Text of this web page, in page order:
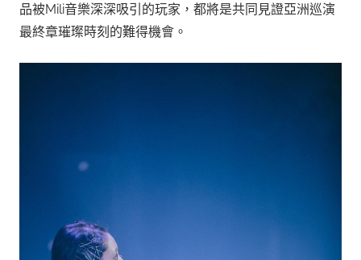
品被Mili音樂深深吸引的玩家，都將是共同見證亞洲巡演
最終章璀璨時刻的難得機會。